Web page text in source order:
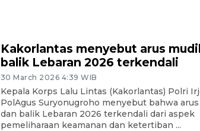
Kakorlantas menyebut arus
balik Lebaran 2026 terkendali
30 March 2026 4:39 WIB
Kepala Korps Lalu Lintas (Kakorlantas) Polri
PolAgus Suryonugroho menyebut bahwa
dan balik Lebaran 2026 terkendali dari aspek
pemeliharaan keamanan dan ketertiban ...